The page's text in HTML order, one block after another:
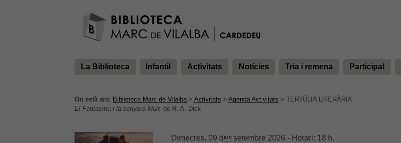
La Biblioteca Infantil Activitats Notícies Tria i remena Participa!
On està ara: Biblioteca Marc de Vilalba > Activitats > Agenda Activitats > TERTÚLIA LITERÀRIA
El Fantasma i la senyora Muir, de R. A. Dick
Dimecres, 09 d setembre 2026 - Horari: 18 h.